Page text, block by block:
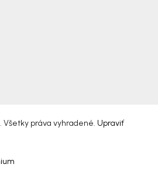
. Všetky práva vyhradené. Upraviť